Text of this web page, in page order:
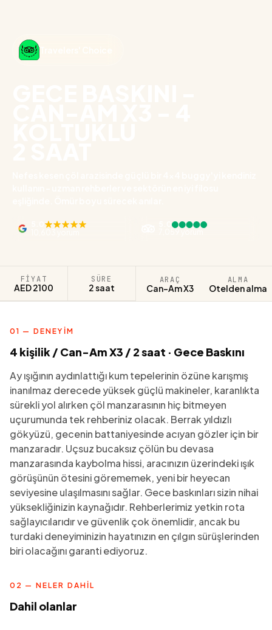
FIYAT
AED 2100
SÜRE
2 saat
ARAÇ
Can-Am X3
ALMA
Otelden alma
01 — DENEYIM
4 kişilik / Can-Am X3 / 2 saat · Gece Baskını
Ay ışığının aydınlattığı kum tepelerinin özüne karışmış
inanılmaz derecede yüksek güçlü makineler, karanlıkta
sürekli yol alırken çöl manzarasının hiç bitmeyen
uçurumunda tek rehberiniz olacak. Berrak yıldızlı
gökyüzü, gecenin battaniyesinde acıyan gözler için bir
manzaradır. Uçsuz bucaksız çölün bu devasa
manzarasında kaybolma hissi, aracınızın üzerindeki ışık
görüşünün ötesini görememek, yeni bir heyecan
seviyesine ulaşılmasını sağlar. Gece baskınları sizin nihai
yüksekliğinizin kaynağıdır. Rehberlerimiz yetkin rota
sağlayıcılarıdır ve güvenlik çok önemlidir, ancak bu
turdaki deneyiminizin hayatınızın en çılgın sürüşlerinden
biri olacağını garanti ediyoruz.
02 — NELER DAHIL
Dahil olanlar